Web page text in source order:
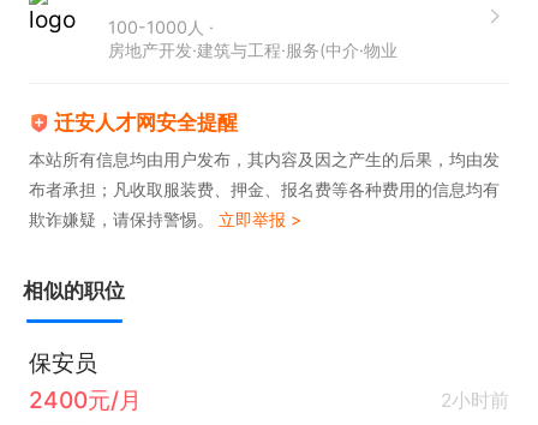
100-1000人
房地产开发·建筑与工程·服务(中介·物业
迁安人才网安全提醒
本站所有信息均由用户发布，其内容及因之产生的后果，均由发
布者承担；凡收取服装费、押金、报名费等各种费用的信息均有
欺诈嫌疑，请保持警惕。 立即举报 >
相似的职位
保安员
2400元/月
2小时前